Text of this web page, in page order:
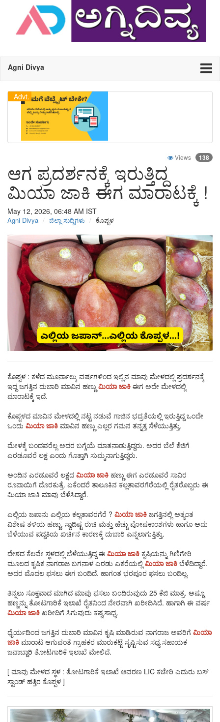
Agni Divya
Advt.
Views 138
ಆಗ ಪ್ರದರ್ಶನಕ್ಕೆ ಇರುತ್ತಿದ್ದ
ಮಿಯಾ ಜಾಕಿ ಈಗ ಮಾರಾಟಕ್ಕೆ !
May 12, 2026, 06:48 AM IST
Agni Divya ಜಿಲ್ಲಾ ಸುದ್ದಿಗಳು ಕೊಪ್ಪಳ
ಕೊಪ್ಪಳ : ಕಳೆದ ಮೂರ್ನಾಲ್ಕು ವರ್ಷಗಳಿಂದ ಇಲ್ಲಿನ ಮಾವು ಮೇಳದಲ್ಲಿ ಪ್ರದರ್ಶನಕ್ಕೆ
ಇದ್ದ ಜಗತ್ತಿನ ದುಬಾರಿ ಮಾವಿನ ಹಣ್ಣು ಮಿಯಾ ಜಾಕಿ ಈಗ ಅದೇ ಮೇಳದಲ್ಲಿ
ಮಾರಾಟಕ್ಕೆ ಇದೆ.
ಕೊಪ್ಪಳದ ಮಾವಿನ ಮೇಳದಲ್ಲಿ ನಟ್ಟ ನಡುವೆ ಗಾಜಿನ ಭದ್ರತೆಯಲ್ಲಿ ಇರುತ್ತಿದ್ದ ಒಂದೇ
ಒಂದು ಮಿಯಾ ಜಾಕಿ ಮಾವಿನ ಹಣ್ಣು ಎಲ್ಲರ ಗಮನ ತನ್ನತ್ತ ಸೆಳೆಯುತ್ತಿತ್ತು.
ಮೇಳಕ್ಕೆ ಬಂದವರೆಲ್ಲ ಅದರ ಬಗ್ಗೆಯೆ ಮಾತನಾಡುತ್ತಿದ್ದರು. ಅದರ ಬೆಲೆ ಕೆಜಿಗೆ
ಎರಡೂವರೆ ಲಕ್ಷ ಎಂದು ಗೊತ್ತಾಗಿ ಸುಮ್ಮನಾಗುತ್ತಿದ್ದರು.
ಅಂದಿನ ಎರಡೂವರೆ ಲಕ್ಷದ ಮಿಯಾ ಜಾಕಿ ಹಣ್ಣು ಈಗ ಎರಡೂವರೆ ಸಾವಿರ
ರೂಪಾಯಿಗೆ ದೊರಕುತ್ತೆ. ಏಕೆಂದರೆ ತಾಲೂಕಿನ ಕಲ್ಲತಾವರಗೆರೆಯಲ್ಲಿ ರೈತರೊಬ್ಬರು ಈ
ಮಿಯಾ ಜಾಕಿ ಮಾವು ಬೆಳೆಸಿದ್ದಾರೆ.
ಎಲ್ಲಿಯ ಜಪಾನು ಎಲ್ಲಿಯ ಕಲ್ಲತಾವರಗೆರೆ ? ಮಿಯಾ ಜಾಕಿ ಜಗತ್ತಿನಲ್ಲಿ ಅತ್ಯಂತ
ವಿಶೇಷ ತಳಿಯ ಹಣ್ಣು. ಸ್ವಾದಿಷ್ಟ ರುಚಿ ಮತ್ತು ಹೆಚ್ಚು ಪೋಷಕಾಂಶಗಳು ಹಾಗೂ ಅದು
ಬೆಳೆಯುವ ಪದ್ದತಿಯ ಖರ್ಚಿನ ಕಾರಣಕ್ಕೆ ದುಬಾರಿ ಎನ್ನಲಾಗುತ್ತಿತ್ತು.
ದೇಶದ ಕೆಲವೇ ಸ್ಥಳದಲ್ಲಿ ಬೆಳೆಯುತ್ತಿದ್ದ ಈ ಮಿಯಾ ಜಾಕಿ ಕೃಷಿಯನ್ನು ಗಿಣಿಗೇರಿ
ಮೂಲದ ಕೃಷಿಕ ನಾಗರಾಜ ಬಗನಾಳ ಎರಡು ಎಕರೆಯಲ್ಲಿ ಮಿಯಾ ಜಾಕಿ ಬೆಳೆದಿದ್ದಾರೆ.
ಅದರ ಮೊದಲ ಫಸಲು ಈಗ ಬಂದಿದೆ. ಹಾಗಂತ ಭರಪೂರ ಫಸಲು ಬಂದಿಲ್ಲ.
ತಿನ್ನಲು ಸೂಕ್ತವಾದ ಮಾಗಿದ ಮಾವು ಫಸಲು ಬಂದಿರುವುದು 25 ಕೆಜಿ ಮಾತ್ರ. ಅಷ್ಡೂ
ಹಣ್ಣನ್ನು ತೋಟಗಾರಿಕೆ ಇಲಾಖೆ ರೈತನಿಂದ ನೇರವಾಗಿ ಖರೀದಿಸಿದೆ. ಹಾಗಾಗಿ ಈ ವರ್ಷ
ಮಿಯಾ ಜಾಕಿ ಖರೀದಿಗೆ ಸಿಗುವುದು ಕಷ್ಟಸಾಧ್ಯ.
ಧೈರ್ಯದಿಂದ ಜಗತ್ತಿನ ದುಬಾರಿ ಮಾವಿನ ಕೃಷಿ ಮಾಡಿರುವ ನಾಗರಾಜ ಅವರಿಗೆ ಮಿಯಾ
ಜಾಕಿ ಮಾರಾಟ ಆಗುವಂತೆ ಗ್ರಾಹಕರ ಮಾರುಕಟ್ಟೆ ಸೃಷ್ಟಿಸುವ ಸಧ್ಯ ಸಹಾಯಕ
ಜವಾಬ್ದಾರಿ ತೋಟಗಾರಿಕೆ ಇಲಾಖೆ ಮೇಲಿದೆ.
[ ಮಾವು ಮೇಳದ ಸ್ಥಳ : ತೋಟಗಾರಿಕೆ ಇಲಾಖೆ ಆವರಣ LIC ಕಚೇರಿ ಎದುರು ಬಸ್
ಸ್ಟಾಂಡ್ ಹತ್ತಿರ ಕೊಪ್ಪಳ ]